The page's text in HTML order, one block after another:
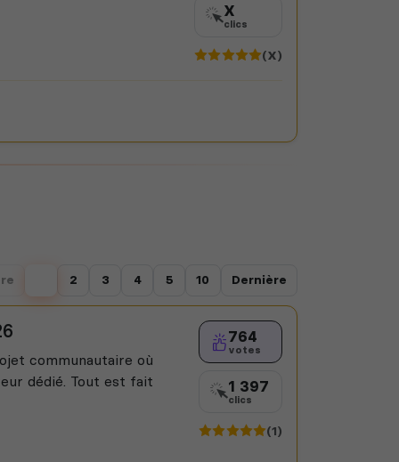
X
clics
(X)
2 3 4 5 10 Dernière
communautaire où
dédié. Tout est fait
764
votes
1 397
clics
(1)